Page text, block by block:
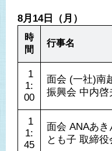
8月14日（月）
時
間
行事名
1:
00
面会 (一社)南
振興会 中内啓
1:
45
面会 ANAあ
とも子 取締役